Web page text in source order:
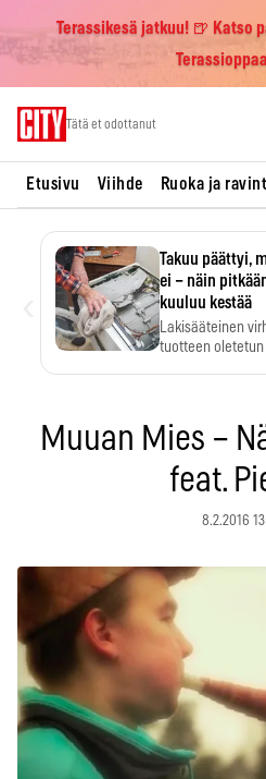
Terassikesä jatkuu! 🍺 Katso
Tätä et odottanut
Etusivu Viihde Ruoka ja
Takuu päättyi,
ei – näin
kuuluu kestää
Lakisääteinen
tuotteen
Muuan Mies –
feat.
8.2.2016